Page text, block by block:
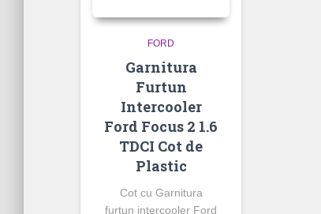
FORD
Garnitura
Furtun
Intercooler
Ford Focus 2 1.6
TDCI Cot de
Plastic
Cot cu Garnitura
furtun intercooler Ford